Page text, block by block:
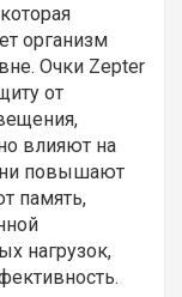
организм
Очки Zepter
от
влияют на
повышают
память,
нагрузок,